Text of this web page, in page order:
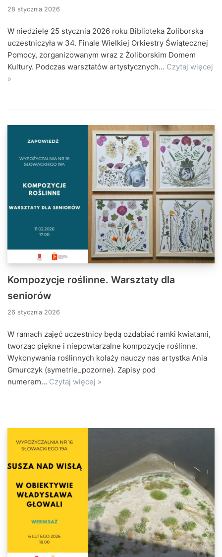
28 stycznia 2026
W niedzielę 25 stycznia 2026 roku Biblioteka Żoliborska
uczestniczyła w 34. Finale Wielkiej Orkiestry Świątecznej
Pomocy, zorganizowanym wraz z Żoliborskim Domem
Kultury. Podczas warsztatów artystycznych… Czytaj więcej
»
Kompozycje roślinne. Warsztaty dla
seniorów
26 stycznia 2026
W ramach zajęć uczestnicy będą ozdabiać ramki kwiatami,
tworząc piękne i niepowtarzalne kompozycje roślinne.
Wykonywania roślinnych kolaży nauczy nas artystka Ania
Gmurczyk (symetrie_pozorne). Zapisy pod
numerem… Czytaj więcej »